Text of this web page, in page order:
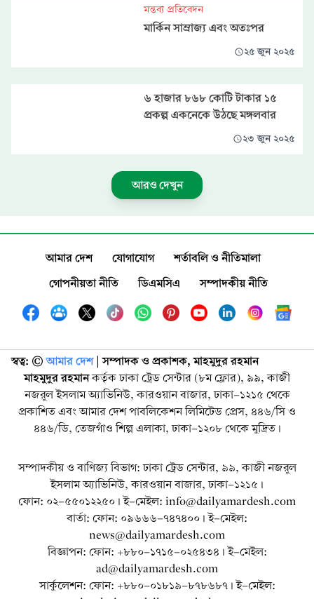
মন্তব্য প্রতিবেদন
মার্কিন সাম্রাজ্য এবং অতঃপর
২৫ জুন ২০২৫
৬ হাজার ৮৬৮ কোটি টাকার ১৫
প্রকল্প একনেকে উঠছে মঙ্গলবার
২৩ জুন ২০২৫
আরও দেখুন
আমার দেশ যোগাযোগ
শর্তাবলি ও নীতিমালা
গোপনীয়তা নীতি
ডিএমসিএ সম্পাদকীয় নীতি
স্বত্ব: ©️ আমার দেশ| সম্পাদক ও প্রকাশক, মাহমুদুর রহমান
মাহমুদুর রহমানকর্তৃক ঢাকা ট্রেড সেন্টার (৮ম ফ্লোর), ৯৯, কাজী
নজরুল ইসলাম অ্যাভিনিউ, কারওয়ান বাজার, ঢাকা-১২১৫ থেকে
প্রকাশিত এবং আমার দেশ পাবলিকেশন লিমিটেড প্রেস, ৪৪৬/সি ও
৪৪৬/ডি, তেজগাঁও শিল্প এলাকা, ঢাকা-১২০৮ থেকে মুদ্রিত।
সম্পাদকীয় ও বাণিজ্য বিভাগ: ঢাকা ট্রেড সেন্টার, ৯৯, কাজী নজরুল
ইসলাম অ্যাভিনিউ, কারওয়ান বাজার, ঢাকা-১২১৫।
ফোন: ০২-৫৫০১২২৫০। ই-মেইল: info@dailyamardesh.com
বার্তা: ফোন: ০৯৬৬৬-৭৪৭৪০০। ই-মেইল:
news@dailyamardesh.com
বিজ্ঞাপন: ফোন: +৮৮০-১৭১৫-০২৫৪৩৪ । ই-মেইল:
ad@dailyamardesh.com
সার্কুলেশন: ফোন: +৮৮০-০১৮১৯-৮৭৮৬৮৭ । ই-মেইল: